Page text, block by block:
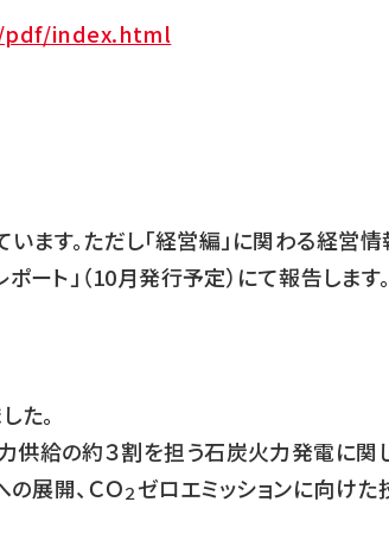
index.html
ます。ただし「経営編」に関わる経営情
ート」（10月発行予定）にて報告します。
た。
給の約３割を担う石炭火力発電に関
展開、ＣＯ２ゼロエミッションに向け